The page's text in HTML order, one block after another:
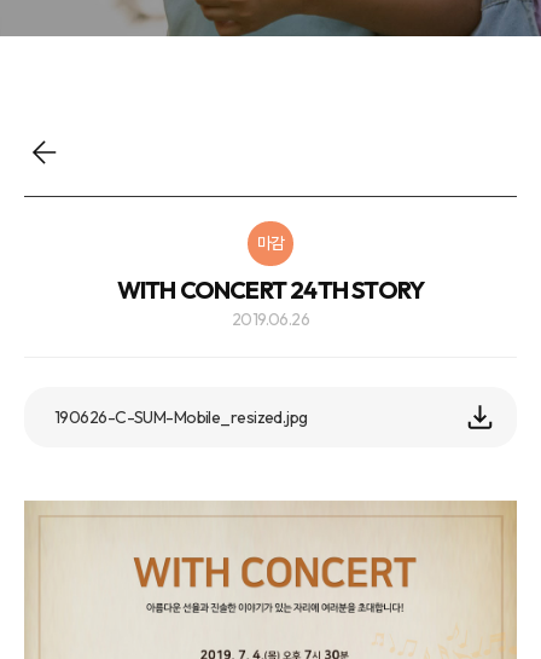
마감
WITH CONCERT 24TH STORY
2019.06.26
190626-C-SUM-Mobile_resized.jpg